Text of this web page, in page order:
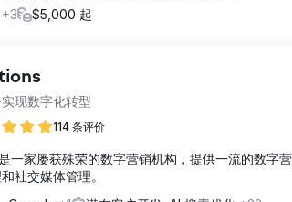
+3 $5,000 起
现数字化转型
114 条评价
一家屡获殊荣的数字营销机构，提供一流的数字
社交媒体管理。